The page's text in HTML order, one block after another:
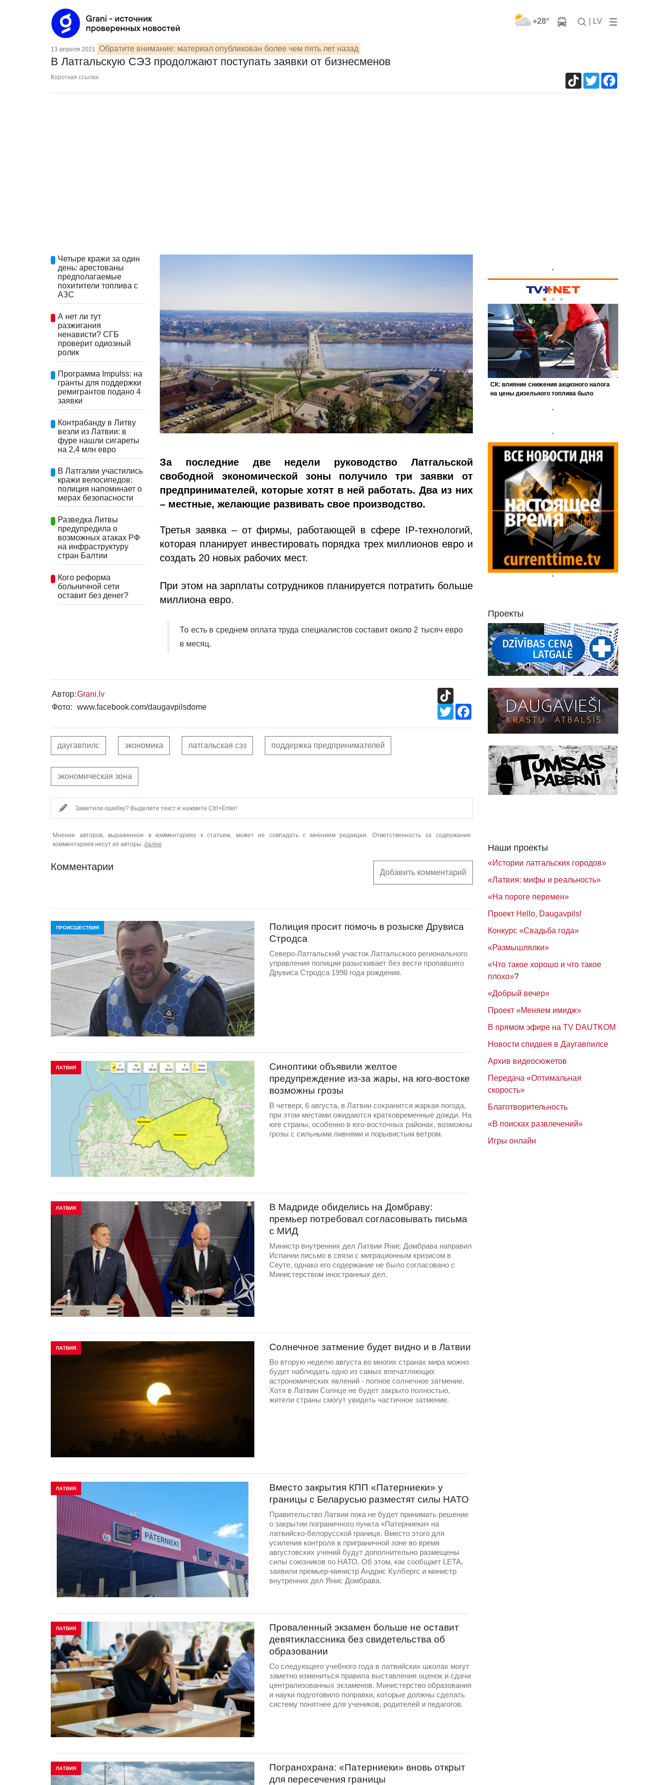
+28° | LV
13 апреля 2021 Обратите внимание: материал опубликован более чем пять лет назад
В Латгальскую СЭЗ продолжают поступать заявки от бизнесменов
Короткая ссылка TikTokTwitter
Четыре кражи за один
день: арестованы
предполагаемые
похитители топлива с
АЗС
А нет ли тут
разжигания
ненависти? СГБ
проверит одиозный
ролик
Программа Impulss: на
гранты для поддержки
ремигрантов подано 4
заявки
Контрабанду в Литву
везли из Латвии: в
фуре нашли сигареты
на 2,4 млн евро
В Латгалии участились
кражи велосипедов:
полиция напоминает о
мерах безопасности
Разведка Литвы
предупредила о
возможных атаках РФ
на инфраструктуру
стран Балтии
Кого реформа
больничной сети
оставит без денег?
За последние две недели руководство Латгальской
свободной экономической зоны получило три заявки от
предпринимателей, которые хотят в ней работать. Два из них
– местные, желающие развивать свое производство.
Третья заявка – от фирмы, работающей в сфере IP-технологий,
которая планирует инвестировать порядка трех миллионов евро и
создать 20 новых рабочих мест.
При этом на зарплаты сотрудников планируется потратить больше
миллиона евро.
То есть в среднем оплата труда специалистов составит около 2 тысяч евро
в месяц.
Автор:Grani.lv
Фото:
www.facebook.com/daugavpilsdome
TikTok
TwitterFacebook
даугавпилс экономика латгальская сэз поддержка предпринимателей
экономическая зона
Заметили ошибку? Выделите текст и нажмите Ctrl+Enter!
Мнение авторов, выраженное в комментариях к статьям, может не совпадать с мнением редакции. Ответственность за содержание
комментариев несут их авторы. далее
Комментарии
Добавить комментарий
ПРОИСШЕСТВИЯ
Полиция просит помочь в розыске Друвиса
Стродса
Северо-Латгальский участок Латгальского регионального
управления полиции разыскивает без вести пропавшего
Друвиса Стродса 1998 года рождения.
ЛАТВИЯ
Синоптики объявили желтое
предупреждение из-за жары, на юго-востоке
возможны грозы
В четверг, 6 августа, в Латвии сохранится жаркая погода,
при этом местами ожидаются кратковременные дожди. На
юге страны, особенно в юго-восточных районах, возможны
грозы с сильными ливнями и порывистым ветром.
ЛАТВИЯ
В Мадриде обиделись на Домбраву:
премьер потребовал согласовывать письма
с МИД
Министр внутренних дел Латвии Янис Домбрава направил
Испании письмо в связи с миграционным кризисом в
Сеуте, однако его содержание не было согласовано с
Министерством иностранных дел.
ЛАТВИЯ Солнечное затмение будет видно и в Латвии
Во вторую неделю августа во многих странах мира можно
будет наблюдать одно из самых впечатляющих
астрономических явлений - полное солнечное затмение.
Хотя в Латвии Солнце не будет закрыто полностью,
жители страны смогут увидеть частичное затмение.
ЛАТВИЯ
Вместо закрытия КПП «Патерниеки» у
границы с Беларусью разместят силы НАТО
Правительство Латвии пока не будет принимать решение
о закрытии пограничного пункта «Патерниеки» на
латвийско-белорусской границе. Вместо этого для
усиления контроля в приграничной зоне во время
августовских учений будут дополнительно размещены
силы союзников по НАТО. Об этом, как сообщает LETA,
заявили премьер-министр Андрис Кулбергс и министр
внутренних дел Янис Домбрава.
ЛАТВИЯ
Проваленный экзамен больше не оставит
девятиклассника без свидетельства об
образовании
Со следующего учебного года в латвийских школах могут
заметно измениться правила выставления оценок и сдачи
централизованных экзаменов. Министерство образования
и науки подготовило поправки, которые должны сделать
систему понятнее для учеников, родителей и педагогов.
ЛАТВИЯ
Погранохрана: «Патерниеки» вновь открыт
для пересечения границы
'
'
'
'
Проекты
Наши проекты
«Истории латгальских городов»
«Латвия: мифы и реальность»
«На пороге перемен»
Проект Hello, Daugavpils!
Конкурс «Свадьба года»
«Размышлялки»
«Что такое хорошо и что такое
плохо»?
«Добрый вечер»
Проект «Меняем имидж»
В прямом эфире на TV DAUTKOM
Новости спидвея в Даугавпилсе
Архив видеосюжетов
Передача «Оптимальная
скорость»
Благотворительность
«В поисках развлечений»
Игры онлайн